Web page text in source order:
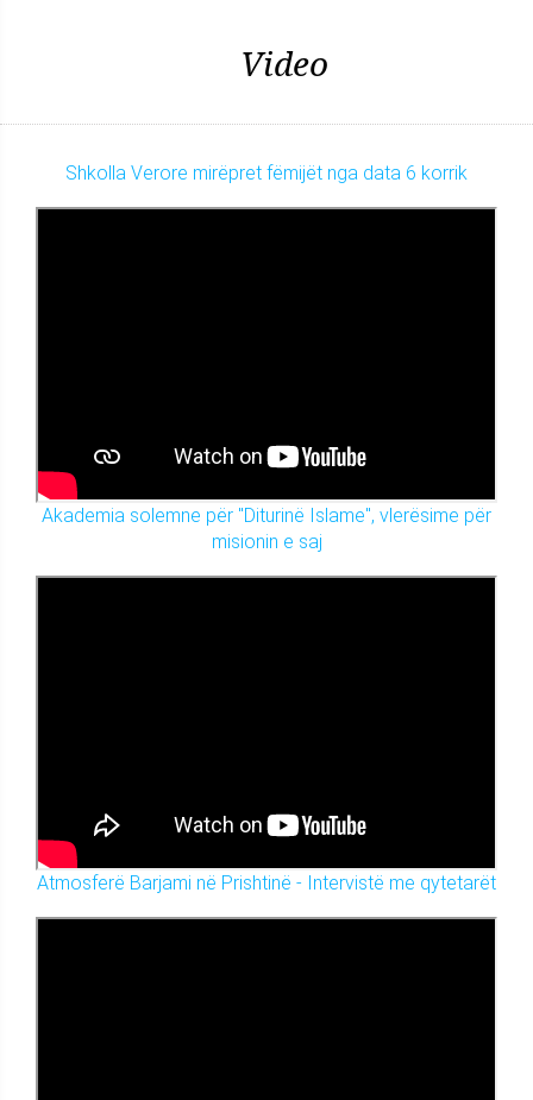
Video
Shkolla Verore mirëpret fëmijët nga data 6 korrik
Akademia solemne për "Diturinë Islame", vlerësime për
misionin e saj
Atmosferë Barjami në Prishtinë - Intervistë me qytetarët